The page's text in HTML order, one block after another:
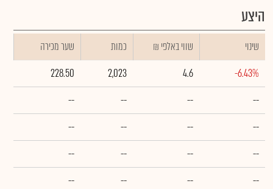
היצע
שינוי ₪ שווי באלפי כמות
שער מכירה
-6.43%
4.6
2,023
228.50
--
--
--
--
--
--
--
--
--
--
--
--
--
--
--
--